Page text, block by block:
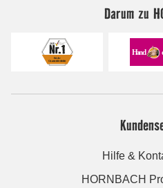
Darum zu
Hilfe &
HORNBACH